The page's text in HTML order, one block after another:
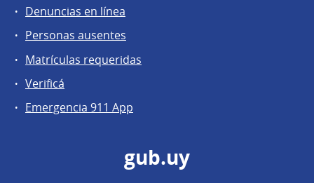
Denuncias en línea
Personas ausentes
Matrículas requeridas
Verificá
Emergencia 911 App
gub.uy